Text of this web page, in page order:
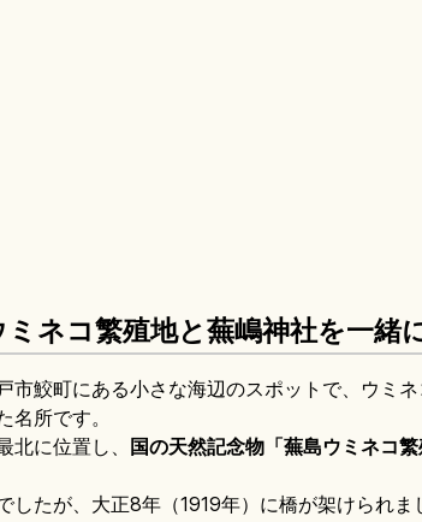
ネコ繁殖地と蕪嶋神社を一緒
市鮫町にある小さな海辺のスポットで、ウミ
所です。
北に位置し、 国の天然記念物「蕪島ウミネコ繁
したが、大正8年（1919年）に橋が架けられま